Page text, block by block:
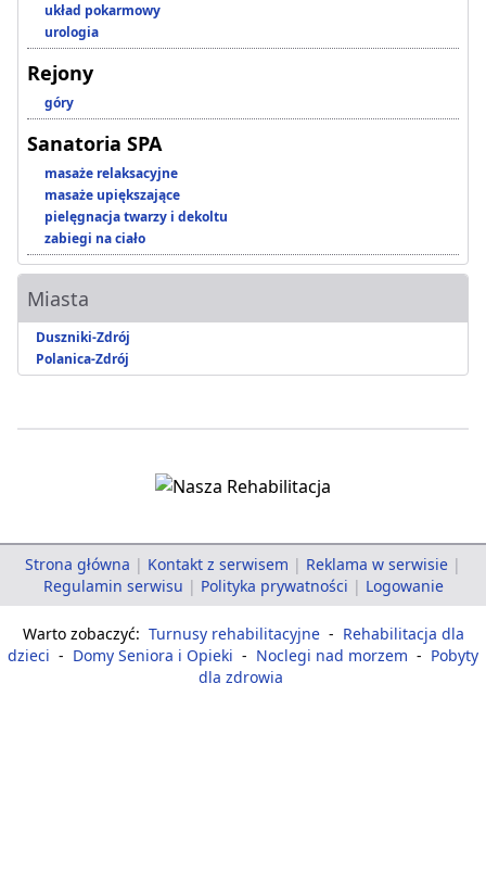
układ pokarmowy
urologia
Rejony
góry
Sanatoria SPA
masaże relaksacyjne
masaże upiększające
pielęgnacja twarzy i dekoltu
zabiegi na ciało
Miasta
Duszniki-Zdrój
Polanica-Zdrój
Strona główna | Kontakt z serwisem | Reklama w serwisie |
Regulamin serwisu | Polityka prywatności | Logowanie
Warto zobaczyć: Turnusy rehabilitacyjne - Rehabilitacja dla
dzieci - Domy Seniora i Opieki - Noclegi nad morzem - Pobyty
dla zdrowia